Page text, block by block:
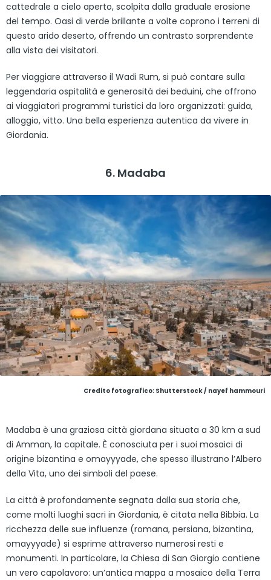
cattedrale a cielo aperto, scolpita dalla graduale erosione
del tempo. Oasi di verde brillante a volte coprono i terreni di
questo arido deserto, offrendo un contrasto sorprendente
alla vista dei visitatori.
Per viaggiare attraverso il Wadi Rum, si può contare sulla
leggendaria ospitalità e generosità dei beduini, che offrono
ai viaggiatori programmi turistici da loro organizzati: guida,
alloggio, vitto. Una bella esperienza autentica da vivere in
Giordania.
6. Madaba
Credito fotografico: Shutterstock / nayef hammouri
Madaba è una graziosa città giordana situata a 30 km a sud
di Amman, la capitale. È conosciuta per i suoi mosaici di
origine bizantina e omayyyade, che spesso illustrano l’Albero
della Vita, uno dei simboli del paese.
La città è profondamente segnata dalla sua storia che,
come molti luoghi sacri in Giordania, è citata nella Bibbia. La
ricchezza delle sue influenze (romana, persiana, bizantina,
omayyyade) si esprime attraverso numerosi resti e
monumenti. In particolare, la Chiesa di San Giorgio contiene
un vero capolavoro: un’antica mappa a mosaico della Terra